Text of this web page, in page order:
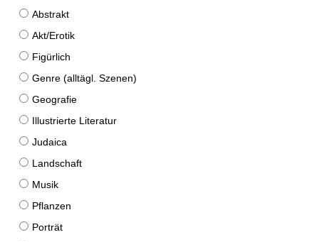
Abstrakt
Akt/Erotik
Figürlich
Genre (alltägl. Szenen)
Geografie
Illustrierte Literatur
Judaica
Landschaft
Musik
Pflanzen
Porträt